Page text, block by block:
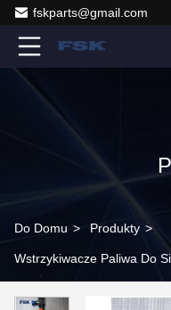
fskparts@gmail.com
Do Domu > Produkty >
Wstrzykiwacze Paliwa Do